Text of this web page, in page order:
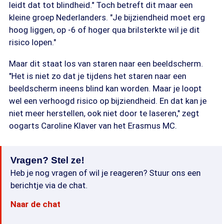
leidt dat tot blindheid." Toch betreft dit maar een
kleine groep Nederlanders. "Je bijziendheid moet erg
hoog liggen, op -6 of hoger qua brilsterkte wil je dit
risico lopen."
Maar dit staat los van staren naar een beeldscherm.
"Het is niet zo dat je tijdens het staren naar een
beeldscherm ineens blind kan worden. Maar je loopt
wel een verhoogd risico op bijziendheid. En dat kan je
niet meer herstellen, ook niet door te laseren," zegt
oogarts Caroline Klaver van het Erasmus MC.
Vragen? Stel ze!
Heb je nog vragen of wil je reageren? Stuur ons een
berichtje via de chat.
Naar de chat